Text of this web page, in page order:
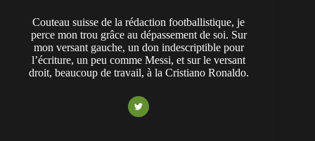
Couteau suisse de la rédaction footballistique, je
perce mon trou grâce au dépassement de soi. Sur
mon versant gauche, un don indescriptible pour
l’écriture, un peu comme Messi, et sur le versant
droit, beaucoup de travail, à la Cristiano Ronaldo.